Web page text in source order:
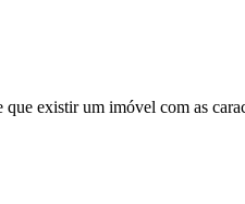
existir um imóvel com as